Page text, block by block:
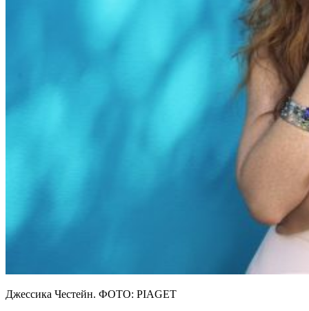
Джессика Честейн. ФОТО: PIAGET